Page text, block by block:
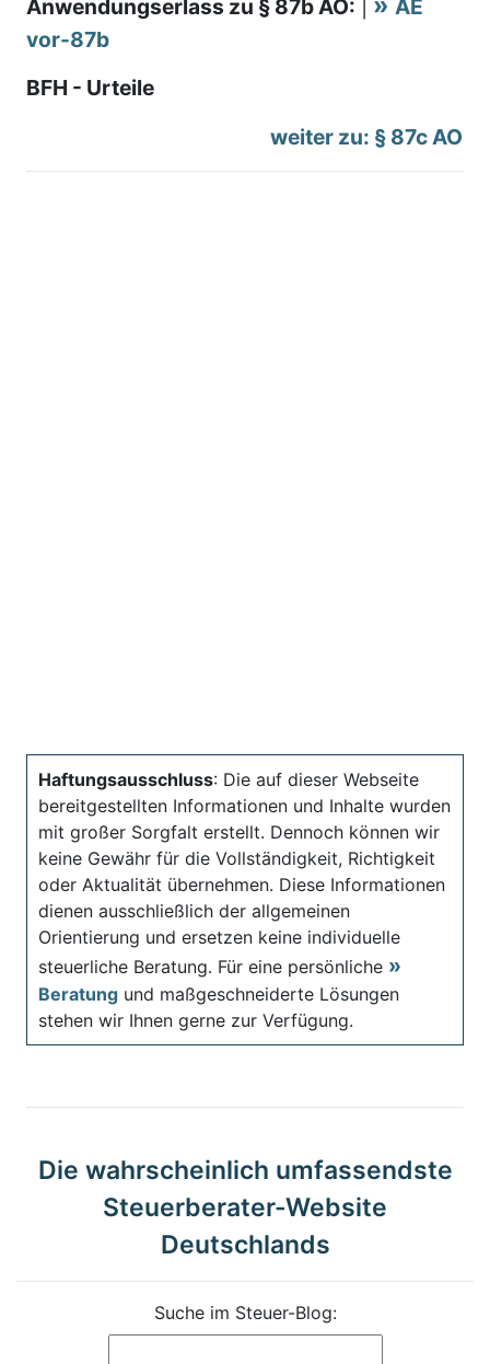
Anwendungserlass zu § 87b AO:
AE
vor-87b
BFH - Urteile
weiter zu: § 87c AO
Haftungsausschluss: Die auf dieser Webseite
bereitgestellten Informationen und Inhalte wurden
mit großer Sorgfalt erstellt. Dennoch können wir
keine Gewähr für die Vollständigkeit, Richtigkeit
oder Aktualität übernehmen. Diese Informationen
dienen ausschließlich der allgemeinen
Orientierung und ersetzen keine individuelle
steuerliche Beratung. Für eine persönliche
Beratung und maßgeschneiderte Lösungen
stehen wir Ihnen gerne zur Verfügung.
Die wahrscheinlich umfassendste
Steuerberater-Website
Deutschlands
Suche im Steuer-Blog: